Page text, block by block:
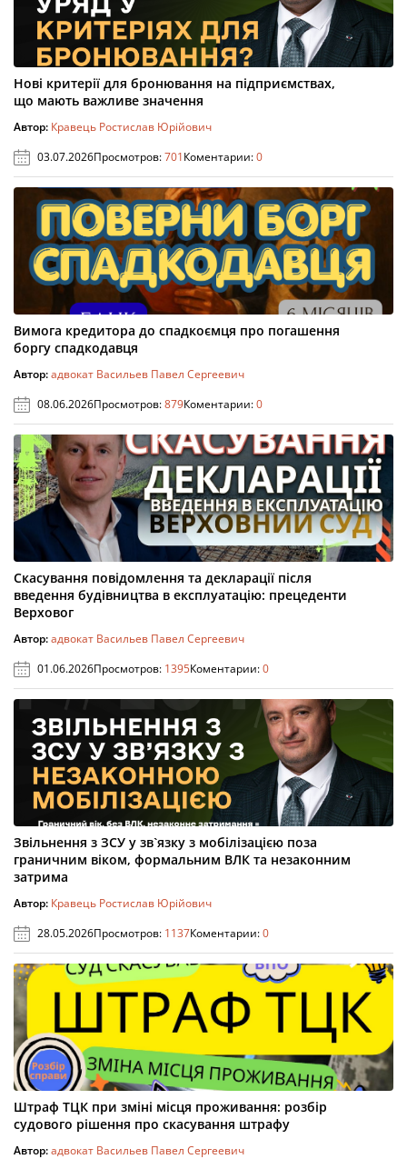
Нові критерії для бронювання на підприємствах,
що мають важливе значення
Автор: Кравець Ростислав Юрійович
03.07.2026Просмотров:701Коментарии:0
Вимога кредитора до спадкоємця про погашення
боргу спадкодавця
Автор:адвокат Васильев Павел Сергеевич
08.06.2026Просмотров:879Коментарии:0
Скасування повідомлення та декларації після
введення будівництва в експлуатацію: прецеденти
Верховог
Автор:адвокат Васильев Павел Сергеевич
01.06.2026Просмотров: 1395Коментарии:0
Звільнення з ЗСУ у зв`язку з мобілізацією поза
граничним віком, формальним ВЛК та незаконним
затрима
Автор: Кравець Ростислав Юрійович
28.05.2026Просмотров: 1137Коментарии:0
Штраф ТЦК при зміні місця проживання: розбір
судового рішення про скасування штрафу
Автор:адвокат Васильев Павел Сергеевич